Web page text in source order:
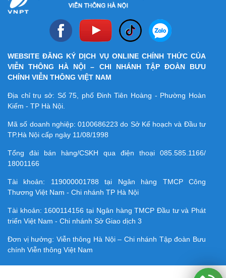
WEBSITE ĐĂNG KÝ DỊCH VỤ ONLINE CHÍNH THỨC CỦA
VIỄN THÔNG HÀ NỘI – CHI NHÁNH TẬP ĐOÀN BƯU
CHÍNH VIỄN THÔNG VIỆT NAM
Địa chỉ trụ sở: Số 75, phố Đinh Tiên Hoàng - Phường Hoàn
Kiếm - TP Hà Nội.
Mã số doanh nghiệp:0100686223 do Sở Kế hoạch và Đầu tư
TP.Hà Nội cấp ngày 11/08/1998
Tổng đài bán hàng/CSKH qua điện thoại 085.585.1166/
18001166
Tài khoản: 119000001788 tại Ngân hàng TMCP Công
Thương Việt Nam - Chi nhánh TP Hà Nội
Tài khoản: 1600114156 tại Ngân hàng TMCP Ðầu tư và Phát
triển Việt Nam - Chi nhánh Sở Giao dịch 3
Đơn vị hưởng: Viễn thông Hà Nội – Chi nhánh Tập đoàn Bưu
chính Viễn thông Việt Nam